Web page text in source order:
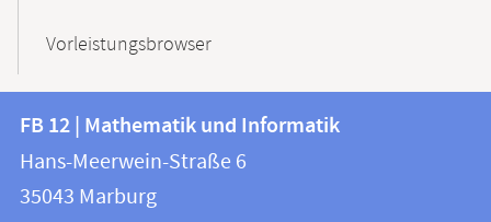
Vorleistungsbrowser
Kontakt
und
Informationen
FB
12
|
FB 12 | Mathematik und Informatik
Hans-Meerwein-Straße 6
35043 Marburg